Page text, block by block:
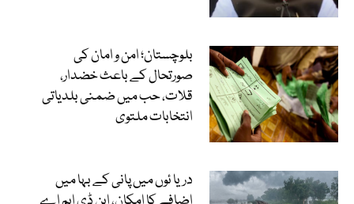
بلوچستان؛ امن و امان کی
صورتحال کے باعث خضدار،
قلات، حب میں ضمنی بلدیاتی
انتخابات ملتوی
دریا ئوں میں پانی کے بہا میں